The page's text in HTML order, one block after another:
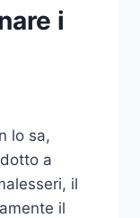
i
lo sa,
a
il
il